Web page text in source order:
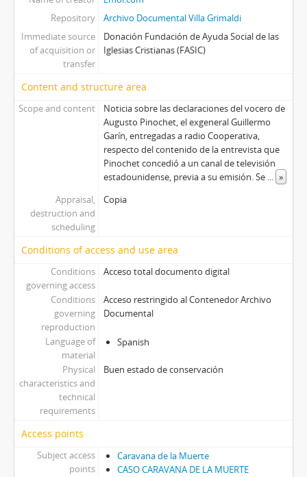
Repository
Archivo Documental Villa Grimaldi
Immediate source
of acquisition or
transfer
Donación Fundación de Ayuda Social de las
Iglesias Cristianas (FASIC)
Content and structure area
Scope and content
Noticia sobre las declaraciones del vocero de
Augusto Pinochet, el exgeneral Guillermo
Garín, entregadas a radio Cooperativa,
respecto del contenido de la entrevista que
Pinochet concedió a un canal de televisión
estadounidense, previa a su emisión. Se ... »
Appraisal,
destruction and
scheduling
Copia
Conditions of access and use area
Conditions
governing access
Acceso total documento digital
Conditions
governing
reproduction
Acceso restringido al Contenedor Archivo
Documental
Language of
material
Spanish
Physical
characteristics and
technical
requirements
Buen estado de conservación
Access points
Subject access
points
Caravana de la Muerte
CASO CARAVANA DE LA MUERTE